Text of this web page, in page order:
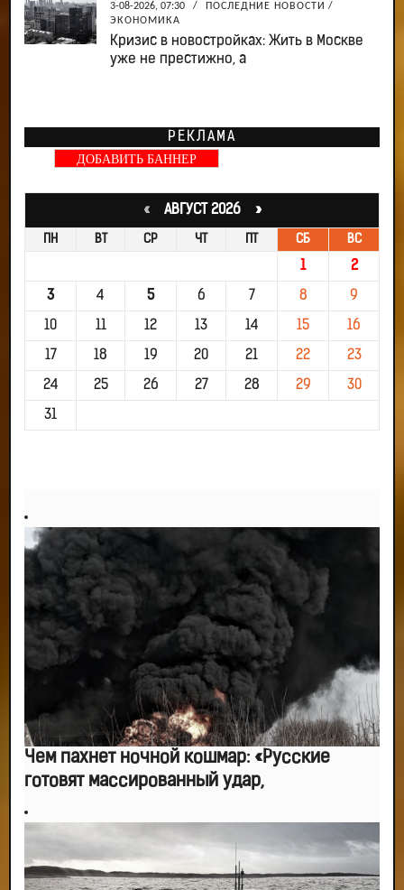
3-08-2026, 07:30 / ПОСЛЕДНИЕ НОВОСТИ /
ЭКОНОМИКА
Кризис в новостройках: Жить в Москве
уже не престижно, а
РЕКЛАМА
ДОБАВИТЬ БАННЕР
«АВГУСТ 2026 »
ПН ВТ СР ЧТ ПТ СБ ВС
1 2
3 4 5 6 7 8 9
10 11 12 13 14 15 16
17 18 19 20 21 22 23
24 25 26 27 28 29 30
31
Чем пахнет ночной кошмар: «Русские
готовят массированный удар,